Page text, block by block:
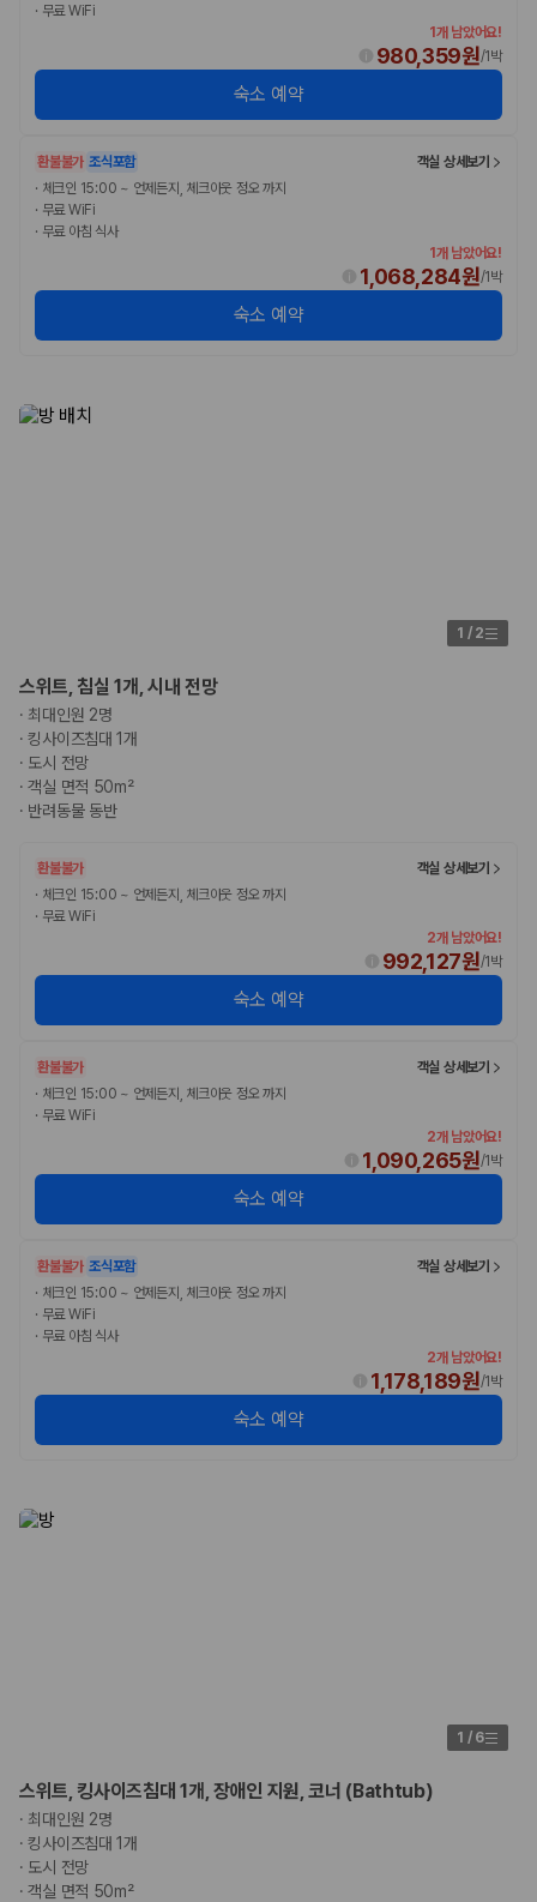
· 무료 WiFi
1개 남았어요!
980,359원/1박
숙소 예약
환불불가 조식포함
객실 상세보기
· 체크인 15:00 ~ 언제든지, 체크아웃 정오 까지
· 무료 WiFi
· 무료 아침 식사
1개 남았어요!
1,068,284원/1박
숙소 예약
1 / 2
스위트, 침실 1개, 시내 전망
· 최대인원 2명
·킹사이즈침대 1개
· 도시 전망
·객실 면적 50m²
· 반려동물 동반
환불불가
객실 상세보기
· 체크인 15:00 ~ 언제든지, 체크아웃 정오 까지
· 무료 WiFi
2개 남았어요!
992,127원/1박
숙소 예약
환불불가
객실 상세보기
· 체크인 15:00 ~ 언제든지, 체크아웃 정오 까지
· 무료 WiFi
2개 남았어요!
1,090,265원/1박
숙소 예약
환불불가 조식포함
객실 상세보기
· 체크인 15:00 ~ 언제든지, 체크아웃 정오 까지
· 무료 WiFi
· 무료 아침 식사
2개 남았어요!
1,178,189원/1박
숙소 예약
1 / 6
스위트, 킹사이즈침대 1개, 장애인 지원, 코너 (Bathtub)
· 최대인원 2명
·킹사이즈침대 1개
· 도시 전망
·객실 면적 50m²